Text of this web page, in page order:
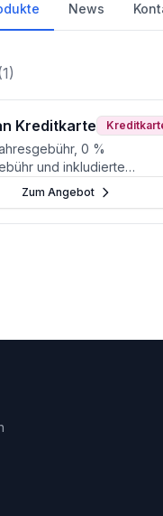
News
1)
Kreditkarte
0 %
und inkludierte
Die Bank Norwegian
Zum Angebot